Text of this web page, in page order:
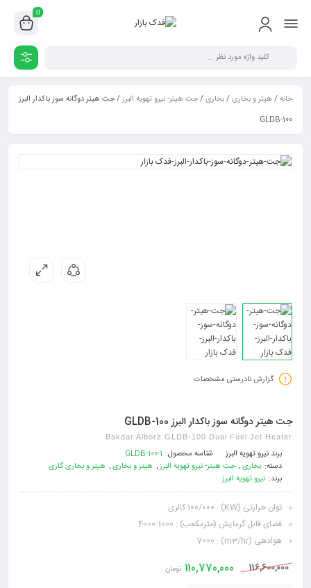
0
خانه/ هیتر و بخاری/بخاری/جت هیتر- نیرو تهویه البرز/ جت هیتر دوگانه سوز باکدار البرز
GLDB-100
گزارش نادرستی مشخصات
جت هیتر دوگانه سوز باکدار البرز GLDB-100
Bakdar Alborz GLDB-100 Dual Fuel Jet Heater
برند نیرو تهویه البرز شناسه محصول: GLDB-100-1
دسته: بخاری, جت هیتر- نیرو تهویه البرز, هیتر و بخاری, هیتر و بخاری گازی
برند: نیرو تهویه البرز
توان حرارتی (KW) : 100/000 کالری
فضای قابل گرمایش (مترمکعب) : 1000-4000
هوادهی (m3/hr) : 7000
116,600,000
110,770,000 تومان